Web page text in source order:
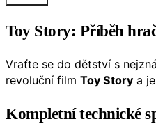
Toy Story: Příběh
Vraťte se do dětství s
revoluční film Toy Story a
Kompletní technické